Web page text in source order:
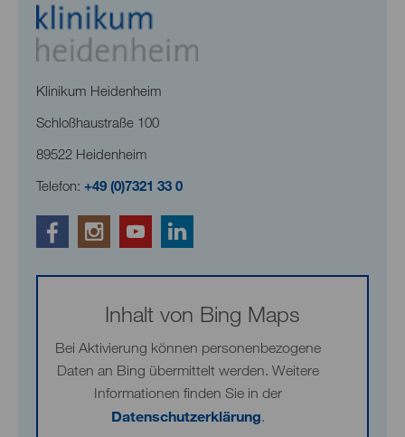
Klinikum Heidenheim
Schloßhaustraße 100
89522 Heidenheim
Telefon: +49 (0)7321 33 0
Inhalt von Bing Maps
Bei Aktivierung können personenbezogene
Daten an Bing übermittelt werden. Weitere
Informationen finden Sie in der
Datenschutzerklärung.